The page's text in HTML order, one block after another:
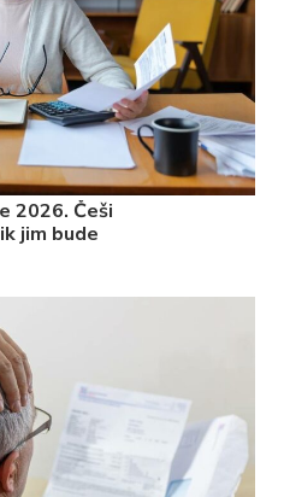
2026. Češi
jim bude